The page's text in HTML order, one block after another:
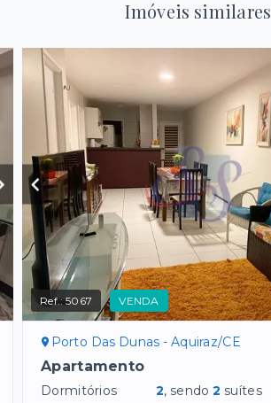
Imóveis similares
Ref.:5067 VENDA
Porto Das Dunas - Aquiraz/CE
Apartamento
Dormitórios 2, sendo2 suítes